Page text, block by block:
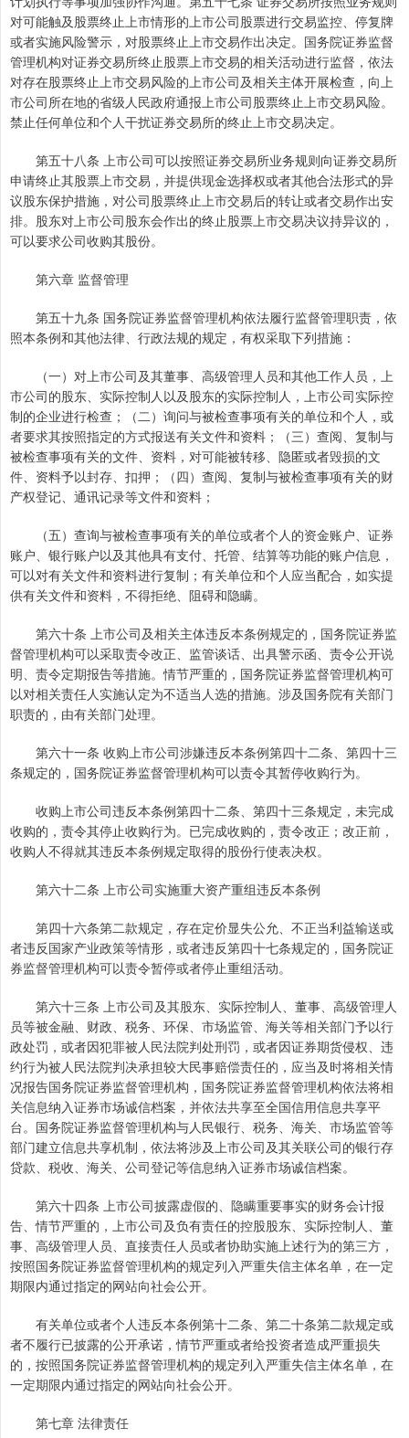
对可能触及股票终止上市情形的上市公司股票进行交易监控、停复牌
或者实施风险警示，对股票终止上市交易作出决定。国务院证券监督
管理机构对证券交易所终止股票上市交易的相关活动进行监督，依法
对存在股票终止上市交易风险的上市公司及相关主体开展检查，向上
市公司所在地的省级人民政府通报上市公司股票终止上市交易风险。
禁止任何单位和个人干扰证券交易所的终止上市交易决定。
第五十八条 上市公司可以按照证券交易所业务规则向证券交易所
申请终止其股票上市交易，并提供现金选择权或者其他合法形式的异
议股东保护措施，对公司股票终止上市交易后的转让或者交易作出安
排。股东对上市公司股东会作出的终止股票上市交易决议持异议的，
可以要求公司收购其股份。
第六章 监督管理
第五十九条 国务院证券监督管理机构依法履行监督管理职责，依
照本条例和其他法律、行政法规的规定，有权采取下列措施：
（一）对上市公司及其董事、高级管理人员和其他工作人员，上
市公司的股东、实际控制人以及股东的实际控制人，上市公司实际控
制的企业进行检查；（二）询问与被检查事项有关的单位和个人，或
者要求其按照指定的方式报送有关文件和资料；（三）查阅、复制与
被检查事项有关的文件、资料，对可能被转移、隐匿或者毁损的文
件、资料予以封存、扣押；（四）查阅、复制与被检查事项有关的财
产权登记、通讯记录等文件和资料；
（五）查询与被检查事项有关的单位或者个人的资金账户、证券
账户、银行账户以及其他具有支付、托管、结算等功能的账户信息，
可以对有关文件和资料进行复制；有关单位和个人应当配合，如实提
供有关文件和资料，不得拒绝、阻碍和隐瞒。
第六十条 上市公司及相关主体违反本条例规定的，国务院证券监
督管理机构可以采取责令改正、监管谈话、出具警示函、责令公开说
明、责令定期报告等措施。情节严重的，国务院证券监督管理机构可
以对相关责任人实施认定为不适当人选的措施。涉及国务院有关部门
职责的，由有关部门处理。
第六十一条 收购上市公司涉嫌违反本条例第四十二条、第四十三
条规定的，国务院证券监督管理机构可以责令其暂停收购行为。
收购上市公司违反本条例第四十二条、第四十三条规定，未完成
收购的，责令其停止收购行为。已完成收购的，责令改正；改正前，
收购人不得就其违反本条例规定取得的股份行使表决权。
第六十二条 上市公司实施重大资产重组违反本条例
第四十六条第二款规定，存在定价显失公允、不正当利益输送或
者违反国家产业政策等情形，或者违反第四十七条规定的，国务院证
券监督管理机构可以责令暂停或者停止重组活动。
第六十三条 上市公司及其股东、实际控制人、董事、高级管理人
员等被金融、财政、税务、环保、市场监管、海关等相关部门予以行
政处罚，或者因犯罪被人民法院判处刑罚，或者因证券期货侵权、违
约行为被人民法院判决承担较大民事赔偿责任的，应当及时将相关情
况报告国务院证券监督管理机构，国务院证券监督管理机构依法将相
关信息纳入证券市场诚信档案，并依法共享至全国信用信息共享平
台。国务院证券监督管理机构与人民银行、税务、海关、市场监管等
部门建立信息共享机制，依法将涉及上市公司及其关联公司的银行存
贷款、税收、海关、公司登记等信息纳入证券市场诚信档案。
第六十四条 上市公司披露虚假的、隐瞒重要事实的财务会计报
告、情节严重的，上市公司及负有责任的控股股东、实际控制人、董
事、高级管理人员、直接责任人员或者协助实施上述行为的第三方，
按照国务院证券监督管理机构的规定列入严重失信主体名单，在一定
期限内通过指定的网站向社会公开。
有关单位或者个人违反本条例第十二条、第二十条第二款规定或
者不履行已披露的公开承诺，情节严重或者给投资者造成严重损失
的，按照国务院证券监督管理机构的规定列入严重失信主体名单，在
一定期限内通过指定的网站向社会公开。
第七章 法律责任